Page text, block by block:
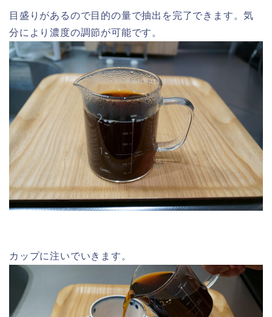
目盛りがあるので目的の量で抽出を完了できます。気
分により濃度の調節が可能です。
カップに注いでいきます。